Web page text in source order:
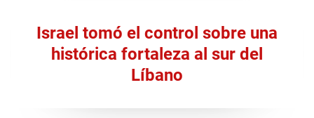
Israel tomó el control sobre una
histórica fortaleza al sur del
Líbano